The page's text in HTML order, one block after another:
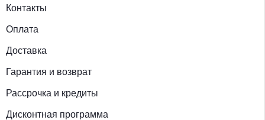
Контакты
Оплата
Доставка
Гарантия и возврат
Рассрочка и кредиты
Дисконтная программа